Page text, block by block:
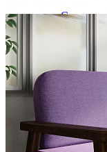
Столы
Столы
Столы
Стулья
Сундуки
Табуреты
Шкафы для
Шкаф 1-
Шкаф 2-х
Шкаф 3-х